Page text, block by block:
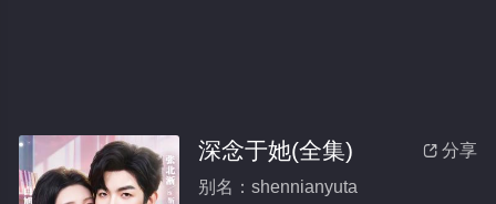
 分享
深念于她(全集)
别名：shennianyuta